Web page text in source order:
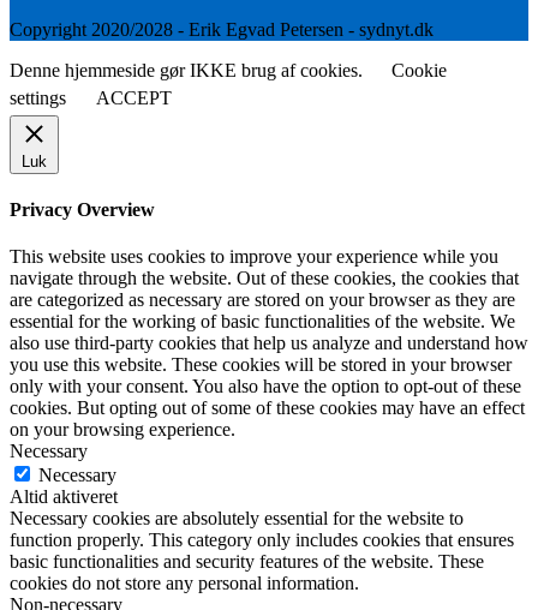
Copyright 2020/2028 - Erik Egvad Petersen - sydnyt.dk
Denne hjemmeside gør IKKE brug af cookies.
Cookie
settings
ACCEPT
Luk
Privacy Overview
This website uses cookies to improve your experience while you
navigate through the website. Out of these cookies, the cookies that
are categorized as necessary are stored on your browser as they are
essential for the working of basic functionalities of the website. We
also use third-party cookies that help us analyze and understand how
you use this website. These cookies will be stored in your browser
only with your consent. You also have the option to opt-out of these
cookies. But opting out of some of these cookies may have an effect
on your browsing experience.
Necessary
Necessary
Altid aktiveret
Necessary cookies are absolutely essential for the website to
function properly. This category only includes cookies that ensures
basic functionalities and security features of the website. These
cookies do not store any personal information.
Non-necessary